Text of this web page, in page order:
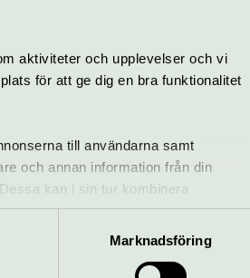
aktiviteter och upplevelser och vi
för att ge dig en bra funktionalitet
till användarna samt
och annan information från din
kan i sin tur kombinera
in när du har använt deras tjänster.
Marknadsföring